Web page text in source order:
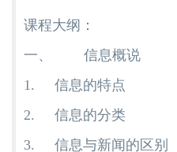
课程大纲：
一、 信息概说
1. 信息的特点
2. 信息的分类
3. 信息与新闻的区别